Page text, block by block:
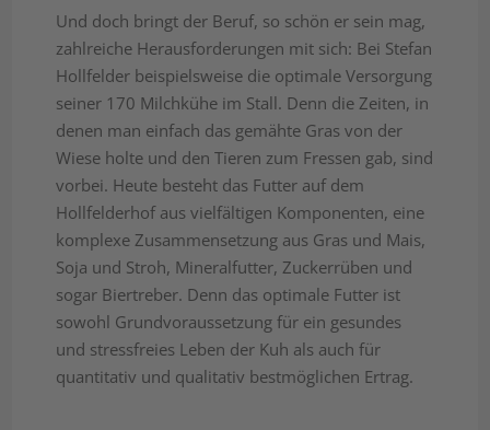
Und doch bringt der Beruf, so schön er sein mag,
zahlreiche Herausforderungen mit sich: Bei Stefan
Hollfelder beispielsweise die optimale Versorgung
seiner 170 Milchkühe im Stall. Denn die Zeiten, in
denen man einfach das gemähte Gras von der
Wiese holte und den Tieren zum Fressen gab, sind
vorbei. Heute besteht das Futter auf dem
Hollfelderhof aus vielfältigen Komponenten, eine
komplexe Zusammensetzung aus Gras und Mais,
Soja und Stroh, Mineralfutter, Zuckerrüben und
sogar Biertreber. Denn das optimale Futter ist
sowohl Grundvoraussetzung für ein gesundes
und stressfreies Leben der Kuh als auch für
quantitativ und qualitativ bestmöglichen Ertrag.